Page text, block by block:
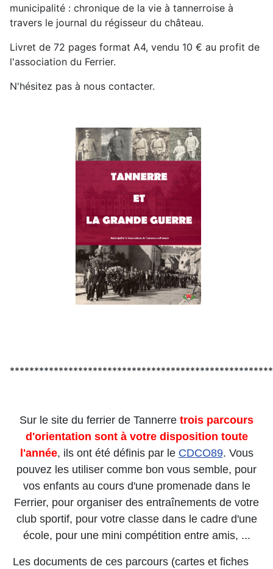
municipalité : chronique de la vie à tannerroise à
travers le journal du régisseur du château.
Livret de 72 pages format A4, vendu 10 € au profit de
l'association du Ferrier.
N'hésitez pas à nous contacter.
Sur le site du ferrier de Tannerre trois parcours
d'orientation sont à votre disposition toute
l'année, ils ont été définis par le CDCO89. Vous
pouvez les utiliser comme bon vous semble, pour
vos enfants au cours d'une promenade dans le
Ferrier, pour organiser des entraînements de votre
club sportif, pour votre classe dans le cadre d'une
école, pour une mini compétition entre amis, ...
Les documents de ces parcours (cartes et fiches